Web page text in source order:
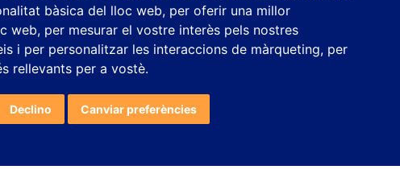
bàsica del lloc web, per oferir una millor
web, per mesurar el vostre interès pels nostres
i per personalitzar les interaccions de màrqueting, per
rellevants per a vostè.
Declino Canviar preferències
per